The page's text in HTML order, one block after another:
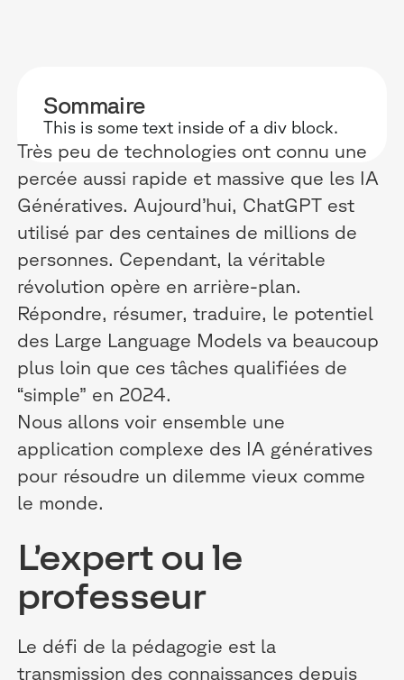
CONFORMITÉ
RELATIONS
CLIENTS &
LOGICIELS
TÉMOIGNAGES
INTÉGRATIONS
RECHERCHE
Sommaire
This is some text inside of a div block.
Très peu de technologies ont connu une
percée aussi rapide et massive que les IA
Génératives. Aujourd’hui, ChatGPT est
utilisé par des centaines de millions de
personnes. Cependant, la véritable
révolution opère en arrière-plan.
Répondre, résumer, traduire, le potentiel
des Large Language Models va beaucoup
plus loin que ces tâches qualifiées de
“simple” en 2024.
Nous allons voir ensemble une
application complexe des IA génératives
pour résoudre un dilemme vieux comme
le monde.
L’expert ou le
professeur
Le défi de la pédagogie est la
transmission des connaissances depuis